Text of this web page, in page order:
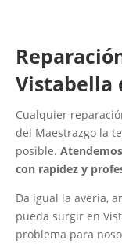
Vistabella
Cualquier
del Maestrazgo la
posible.
con rapidez y
Da igual la avería,
pueda surgir en
problema para